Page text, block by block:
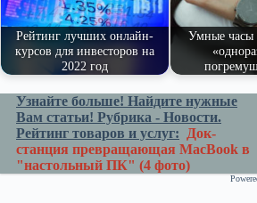
Рейтинг лучших онлайн-
курсов для инвесторов на
2022 год
Умные часы
Узнайте больше! Найдите нужные
Вам статьи! Рубрика - Новости.
Рейтинг товаров и услуг:
Док-
станция превращающая MacBook в
"настольный ПК" (4 фото)